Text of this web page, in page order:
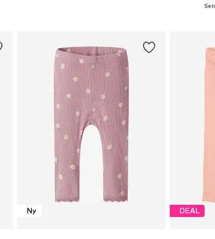
Ny DEAL